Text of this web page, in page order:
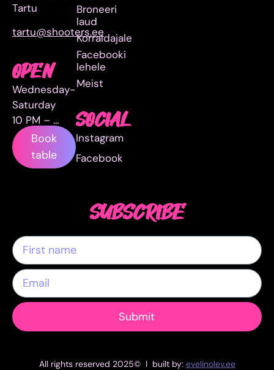
Tartu
tartu@shooters.ee
OPEN
Wednesday-
Saturday
10 PM – …
Book
table
Broneeri
laud
Korraldajale
Facebooki
lehele
Meist
SOCIAL
Instagram
Facebook
SUBSCRIBE
Submit
All rights reserved 2025© I built by: evelinolev.ee